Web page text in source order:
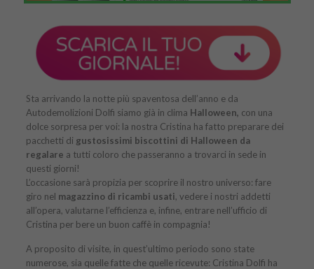
Sta arrivando la notte più spaventosa dell’anno e da
Autodemolizioni Dolfi siamo già in clima Halloween, con una
dolce sorpresa per voi: la nostra Cristina ha fatto preparare dei
pacchetti di gustosissimi biscottini di Halloween da
regalare a tutti coloro che passeranno a trovarci in sede in
questi giorni!
L’occasione sarà propizia per scoprire il nostro universo: fare
giro nel magazzino di ricambi usati, vedere i nostri addetti
all’opera, valutarne l’efficienza e, infine, entrare nell’ufficio di
Cristina per bere un buon caffè in compagnia!
A proposito di visite, in quest’ultimo periodo sono state
numerose, sia quelle fatte che quelle ricevute: Cristina Dolfi ha